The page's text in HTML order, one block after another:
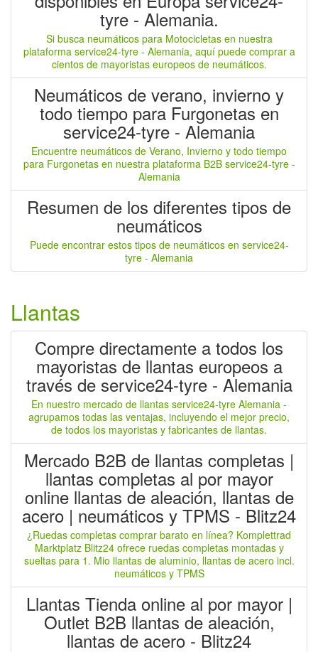
tyre - Alemania.
Si busca neumáticos para Motocicletas en nuestra
plataforma service24-tyre - Alemania, aquí puede comprar a
cientos de mayoristas europeos de neumáticos.
Neumáticos de verano, invierno y
todo tiempo para Furgonetas en
service24-tyre - Alemania
Encuentre neumáticos de Verano, Invierno y todo tiempo
para Furgonetas en nuestra plataforma B2B service24-tyre -
Alemania
Resumen de los diferentes tipos de
neumáticos
Puede encontrar estos tipos de neumáticos en service24-
tyre - Alemania
Llantas
Compre directamente a todos los
mayoristas de llantas europeos a
través de service24-tyre - Alemania
En nuestro mercado de llantas service24-tyre Alemania -
agrupamos todas las ventajas, incluyendo el mejor precio,
de todos los mayoristas y fabricantes de llantas.
Mercado B2B de llantas completas |
llantas completas al por mayor
online llantas de aleación, llantas de
acero | neumáticos y TPMS - Blitz24
¿Ruedas completas comprar barato en línea? Komplettrad
Marktplatz Blitz24 ofrece ruedas completas montadas y
sueltas para 1. Mio llantas de aluminio, llantas de acero incl.
neumáticos y TPMS
Llantas Tienda online al por mayor |
Outlet B2B llantas de aleación,
llantas de acero - Blitz24